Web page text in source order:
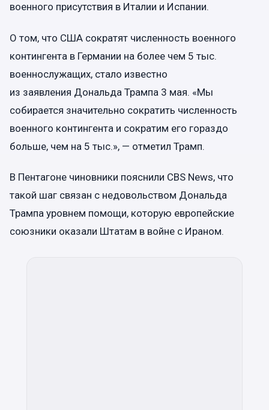
военного присутствия в Италии и Испании.
О том, что США сократят численность военного
контингента в Германии на более чем 5 тыс.
военнослужащих, стало известно
из заявления Дональда Трампа 3 мая. «Мы
собирается значительно сократить численность
военного контингента и сократим его гораздо
больше, чем на 5 тыс.», — отметил Трамп.
В Пентагоне чиновники пояснили CBS News, что
такой шаг связан с недовольством Дональда
Трампа уровнем помощи, которую европейские
союзники оказали Штатам в войне с Ираном.